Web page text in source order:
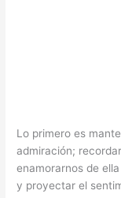
Lo primero es
admiración;
enamorarnos de
y proyectar el